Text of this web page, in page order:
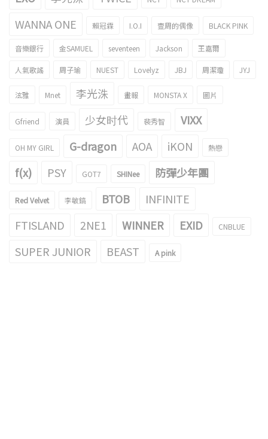
WANNA ONE 賴冠霖 I.O.I 壹周的偶像 BLACK PINK
音樂銀行 金SAMUEL seventeen Jackson 王嘉爾
人氣歌謠 周子瑜 NUEST Lovelyz JBJ 周潔瓊 JYJ
泫雅 Mnet 李光洙 畫報 MONSTA X 圖片
Gfriend 演員 少女时代 裴秀智 VIXX
OH MY GIRL G-dragon AOA iKON 熱戀
f(x) PSY GOT7 SHINee 防彈少年團
Red Velvet 李敏鎬 BTOB
INFINITE
FTISLAND
2NE1 WINNER EXID CNBLUE
SUPER JUNIOR BEAST A pink